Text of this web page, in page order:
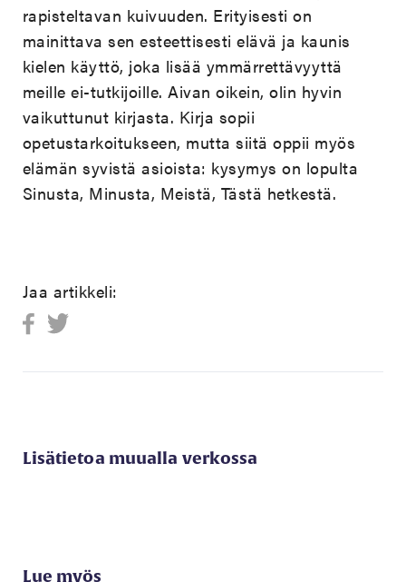
rapisteltavan kuivuuden. Erityisesti on
mainittava sen esteettisesti elävä ja kaunis
kielen käyttö, joka lisää ymmärrettävyyttä
meille ei-tutkijoille. Aivan oikein, olin hyvin
vaikuttunut kirjasta. Kirja sopii
opetustarkoitukseen, mutta siitä oppii myös
elämän syvistä asioista: kysymys on lopulta
Sinusta, Minusta, Meistä, Tästä hetkestä.
Jaa artikkeli:
Lisätietoa muualla verkossa
Lue myös